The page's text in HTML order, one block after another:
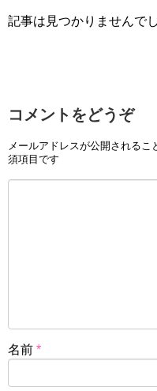
記事は見つかりませんでし
コメントをどうぞ
メールアドレスが公開されるこ
須項目です
名前 *